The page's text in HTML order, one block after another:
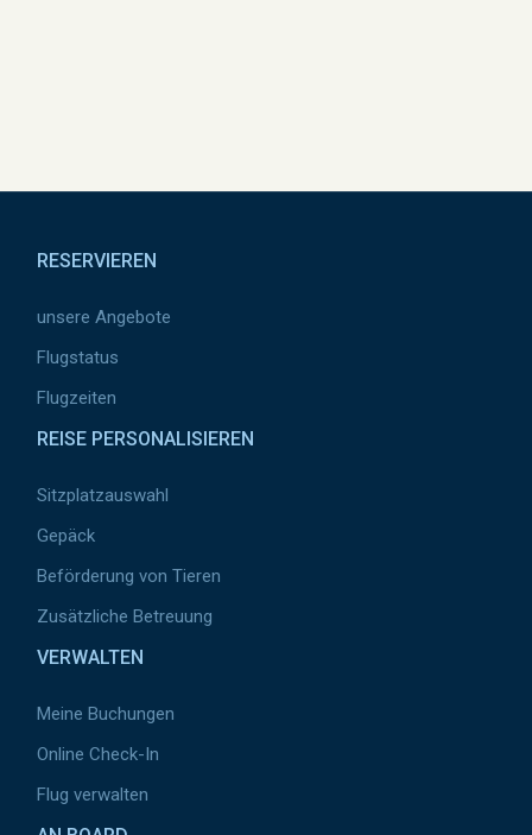
RESERVIEREN
unsere Angebote
Flugstatus
Flugzeiten
REISE PERSONALISIEREN
Sitzplatzauswahl
Gepäck
Beförderung von Tieren
Zusätzliche Betreuung
VERWALTEN
Meine Buchungen
Online Check-In
Flug verwalten